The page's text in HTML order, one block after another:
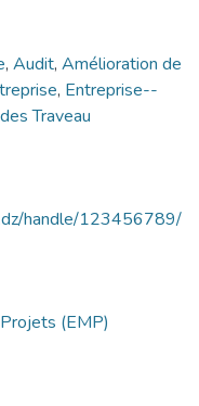
, Audit, Amélioration de
, Entreprise--
Traveau
handle/123456789/
(EMP)